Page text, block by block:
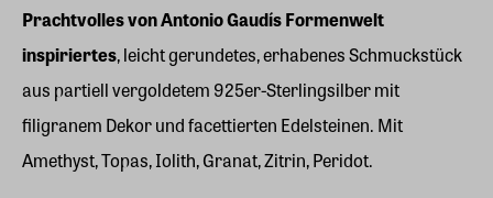
Prachtvolles von Antonio Gaudís Formenwelt
inspiriertes, leicht gerundetes, erhabenes Schmuckstück
aus partiell vergoldetem 925er-Sterlingsilber mit
filigranem Dekor und facettierten Edelsteinen. Mit
Amethyst, Topas, Iolith, Granat, Zitrin, Peridot.